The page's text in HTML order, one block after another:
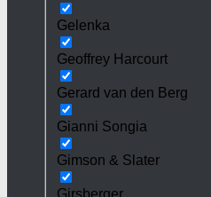
Gelenka
Geoffrey Harcourt
Gerard van den Berg
Gianni Songia
Gimson & Slater
Girsberger